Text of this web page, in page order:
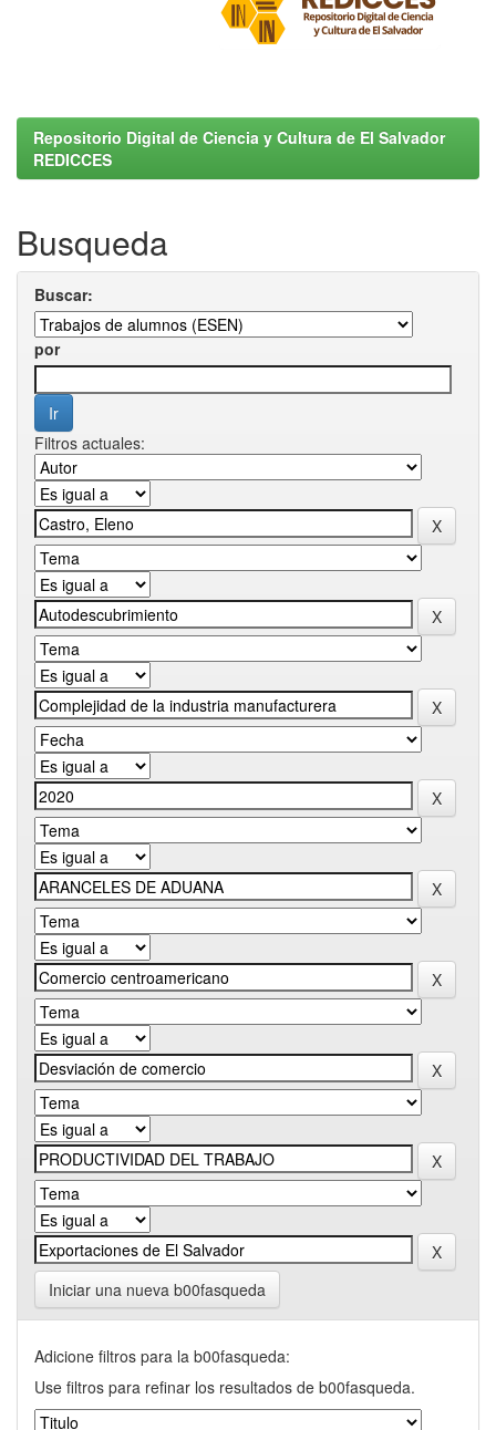
Repositorio Digital de Ciencia y Cultura de El Salvador
REDICCES
Busqueda
Buscar:
por
Filtros actuales:
Iniciar una nueva b00fasqueda
Adicione filtros para la b00fasqueda:
Use filtros para refinar los resultados de b00fasqueda.